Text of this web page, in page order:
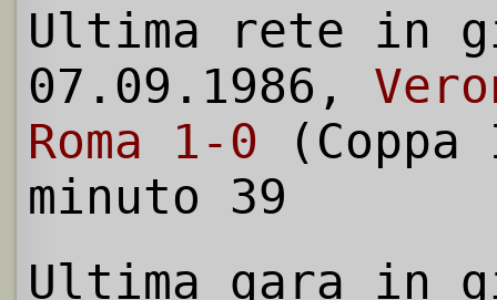
Ultima rete in
07.09.1986,
Roma 1-0
minuto 39
Ultima gara in